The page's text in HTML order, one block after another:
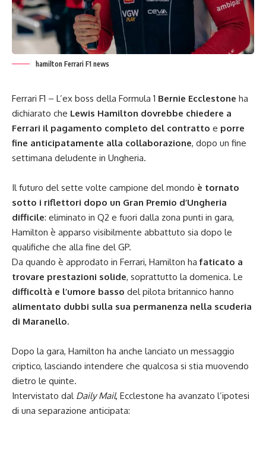
hamilton Ferrari F1 news
Ferrari F1 – L’ex boss della Formula 1 Bernie Ecclestone ha
dichiarato che Lewis Hamilton dovrebbe chiedere a
Ferrari il pagamento completo del contratto e porre
fine anticipatamente alla collaborazione, dopo un fine
settimana deludente in Ungheria.
Il futuro del sette volte campione del mondo è tornato
sotto i riflettori dopo un Gran Premio d’Ungheria
difficile: eliminato in Q2 e fuori dalla zona punti in gara,
Hamilton è apparso visibilmente abbattuto sia dopo le
qualifiche che alla fine del GP.
Da quando è approdato in Ferrari, Hamilton hafaticato a
trovare prestazioni solide, soprattutto la domenica. Le
difficoltà e l’umore basso del pilota britannico hanno
alimentato dubbi sulla sua permanenza nella scuderia
di Maranello.
Dopo la gara, Hamilton ha anche lanciato un messaggio
criptico, lasciando intendere che qualcosa si stia muovendo
dietro le quinte.
Intervistato dal Daily Mail, Ecclestone ha avanzato l’ipotesi
di una separazione anticipata: